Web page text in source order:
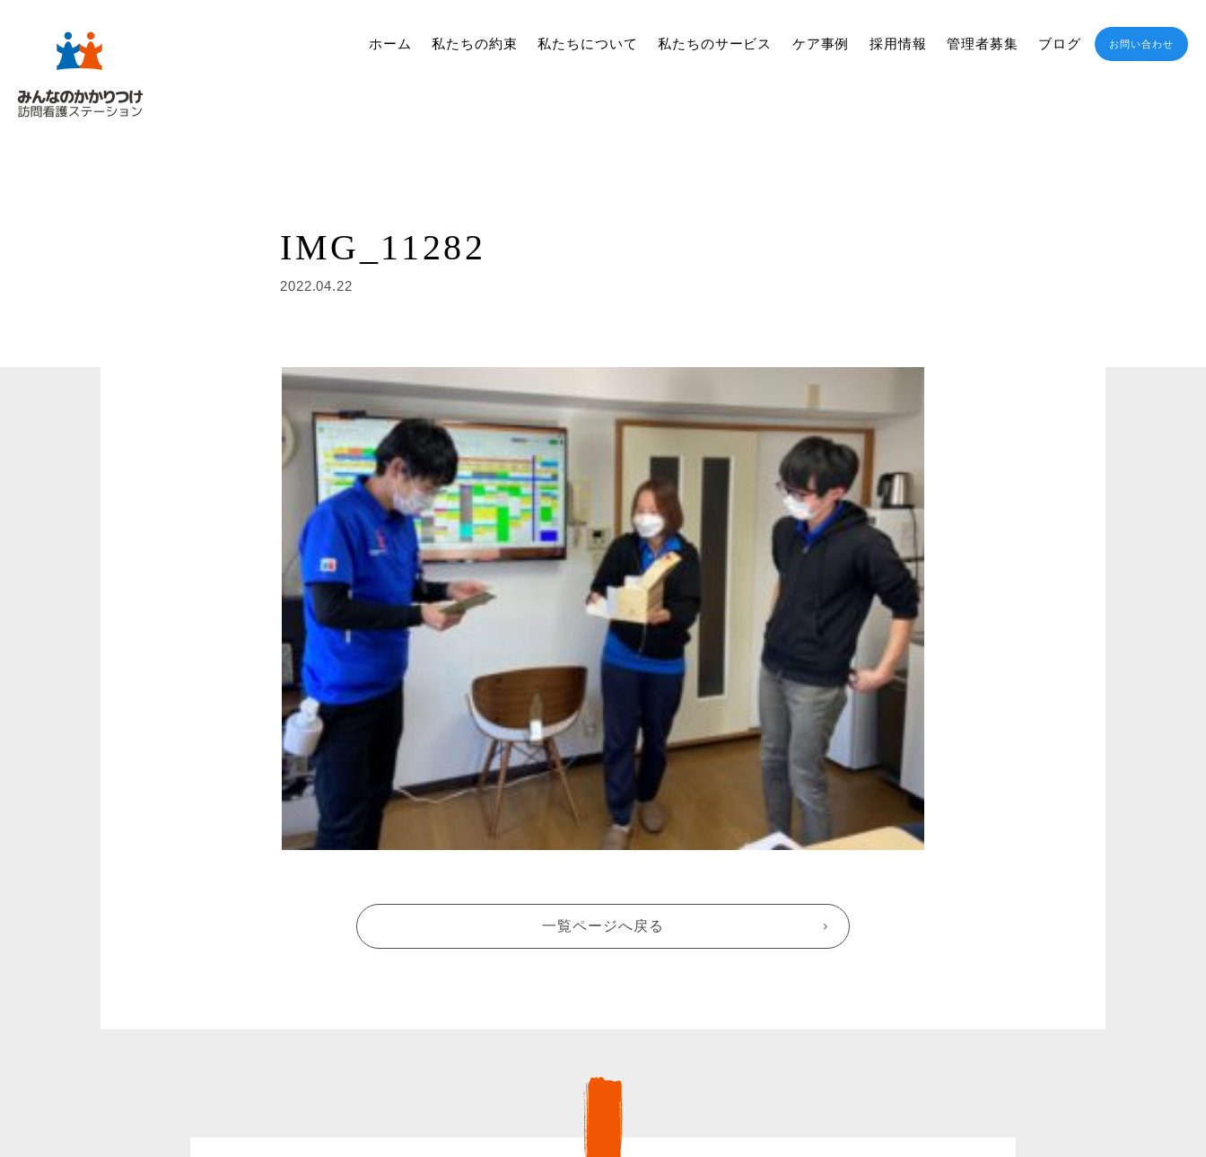
ホーム 私たちの約束 私たちについて 私たちのサービス ケア事例 採用情報 管理者募集 ブログ お問い合わせ
IMG_11282
2022.04.22
一覧ページへ戻る